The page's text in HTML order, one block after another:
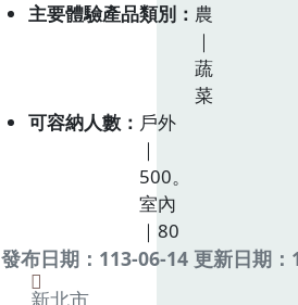
主要體驗產品類別
農
｜
蔬
菜
可容納人數
戶外
｜
500。
室內
｜80
發布日期：113-06-14 更新日期